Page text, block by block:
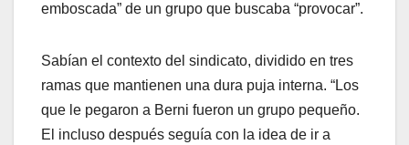
emboscada” de un grupo que buscaba “provocar”.
Sabían el contexto del sindicato, dividido en tres
ramas que mantienen una dura puja interna. “Los
que le pegaron a Berni fueron un grupo pequeño.
El incluso después seguía con la idea de ir a